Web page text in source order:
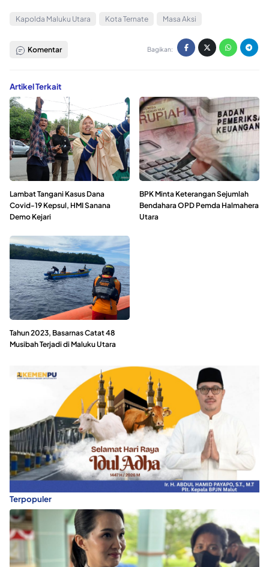
Kapolda Maluku Utara Kota Ternate Masa Aksi
Komentar Bagikan:
Artikel Terkait
Lambat Tangani Kasus Dana
Covid-19 Kepsul, HMI Sanana
Demo Kejari
BPK Minta Keterangan Sejumlah
Bendahara OPD Pemda Halmahera
Utara
Tahun 2023, Basarnas Catat 48
Musibah Terjadi di Maluku Utara
Terpopuler